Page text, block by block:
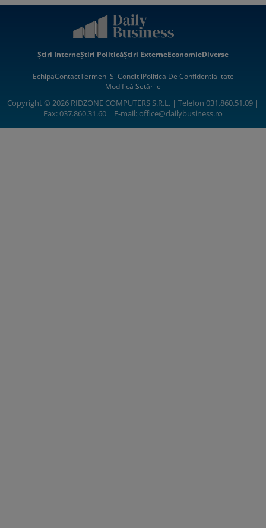
Știri InterneȘtiri PoliticăȘtiri ExterneEconomieDiverse
EchipaContactTermeni Si CondițiiPolitica De Confidentialitate
Modifică Setările
Copyright © 2026 RIDZONE COMPUTERS S.R.L. | Telefon 031.860.51.09 |
Fax: 037.860.31.60 | E-mail:office@dailybusiness.ro